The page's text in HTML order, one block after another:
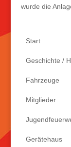
wurde die
Start
Geschichte /
Fahrzeuge
Mitglieder
Gerätehaus